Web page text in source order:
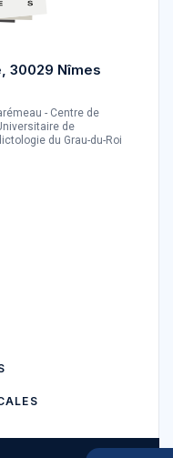
30029 Nîmes
- Centre de
de
du Grau-du-Roi